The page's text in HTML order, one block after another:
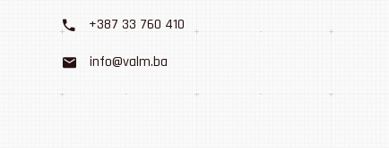
+387 33 760 410
info@valm.ba